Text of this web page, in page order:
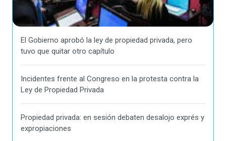
El Gobierno aprobó la ley de propiedad privada, pero
tuvo que quitar otro capítulo
Incidentes frente al Congreso en la protesta contra la
Ley de Propiedad Privada
Propiedad privada: en sesión debaten desalojo exprés y
expropiaciones